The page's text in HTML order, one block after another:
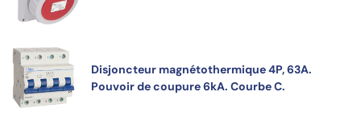
Disjoncteur magnétothermique 4P, 63A.
Pouvoir de coupure 6kA. Courbe C.